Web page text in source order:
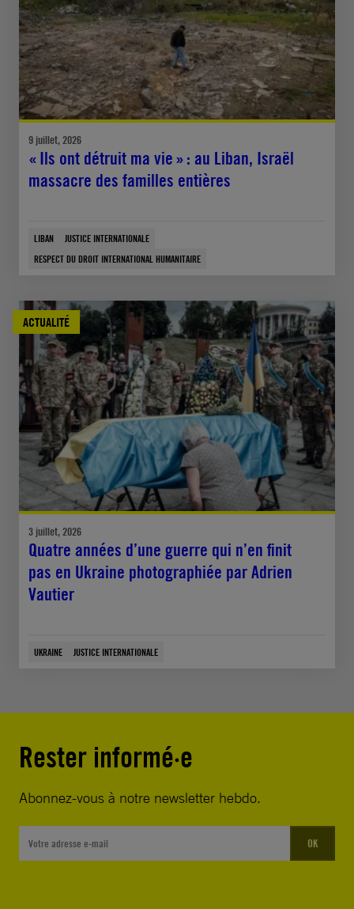
9 juillet, 2026
« Ils ont détruit ma vie » : au Liban, Israël
massacre des familles entières
LIBAN
JUSTICE INTERNATIONALE
RESPECT DU DROIT INTERNATIONAL HUMANITAIRE
ACTUALITÉ
3 juillet, 2026
Quatre années d’une guerre qui n’en finit
pas en Ukraine photographiée par Adrien
Vautier
UKRAINE JUSTICE INTERNATIONALE
Rester informé·e
Abonnez-vous à notre newsletter hebdo.
OK